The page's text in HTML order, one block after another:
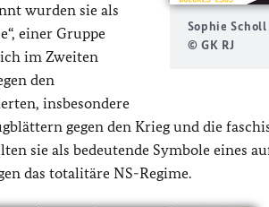
Sophie Scholl
© GK RJ
wurden sie als
einer Gruppe
im Zweiten
den
insbesondere
gegen den Krieg und die
sie als bedeutende Symbole eines
das totalitäre NS-Regime.